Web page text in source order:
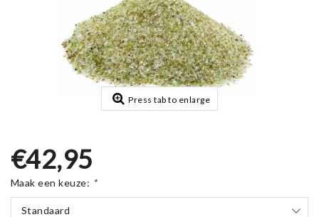
Press tab to enlarge
€42,95
Maak een keuze: *
Standaard